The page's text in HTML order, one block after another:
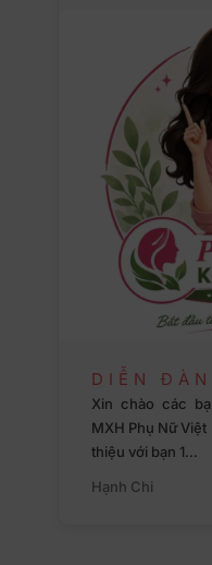
DIỄN
Xin chào các
MXH Phụ Nữ
thiệu với bạn 1…
Hạnh Chi